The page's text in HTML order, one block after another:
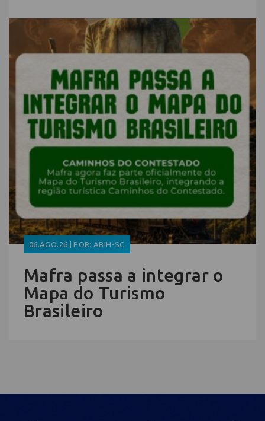
06.AGO.26 | POR: ABIH-SC
Mafra passa a integrar o
Mapa do Turismo
Brasileiro